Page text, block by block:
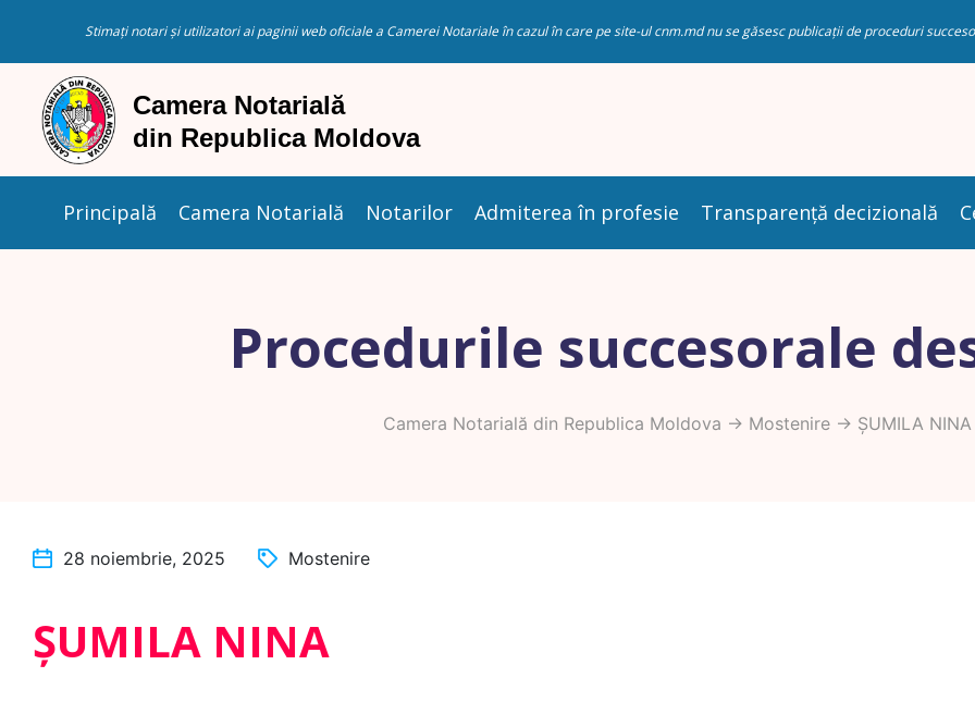
Stimați notari și utilizatori ai paginii web oficiale a Camerei Notariale în cazul în care pe site-ul cnm.md nu se găsesc publicații de proceduri
Principală Camera Notarială Notarilor Admiterea în profesie Transparență decizională
Procedurile succesorale
Camera Notarială din Republica Moldova -> Mostenire-> ȘUMILA NINA
28 noiembrie, 2025 Mostenire
ȘUMILA NINA